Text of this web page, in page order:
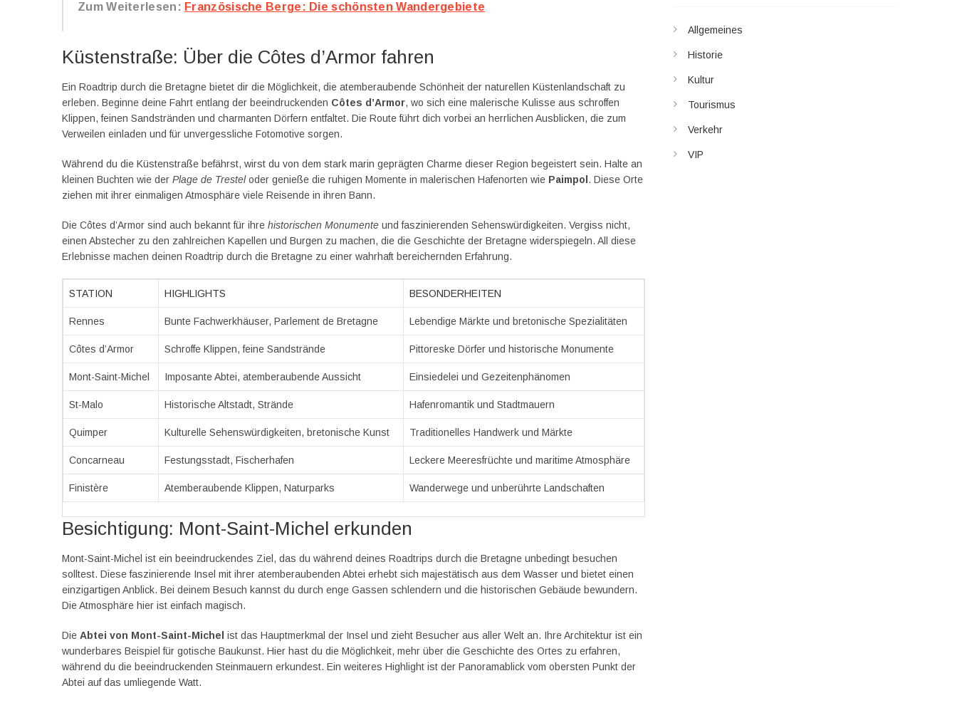
Zum Weiterlesen: Französische Berge: Die schönsten Wandergebiete
Küstenstraße: Über die Côtes d’Armor fahren
Ein Roadtrip durch die Bretagne bietet dir die Möglichkeit, die atemberaubende Schönheit der naturellen Küstenlandschaft zu
erleben. Beginne deine Fahrt entlang der beeindruckenden Côtes d’Armor, wo sich eine malerische Kulisse aus schroffen
Klippen, feinen Sandstränden und charmanten Dörfern entfaltet. Die Route führt dich vorbei an herrlichen Ausblicken, die zum
Verweilen einladen und für unvergessliche Fotomotive sorgen.
Während du die Küstenstraße befährst, wirst du von dem stark marin geprägten Charme dieser Region begeistert sein. Halte an
kleinen Buchten wie der Plage de Tresteloder genieße die ruhigen Momente in malerischen Hafenorten wie Paimpol . Diese Orte
ziehen mit ihrer einmaligen Atmosphäre viele Reisende in ihren Bann.
Die Côtes d’Armor sind auch bekannt für ihre historischen Monumente und faszinierenden Sehenswürdigkeiten. Vergiss nicht,
einen Abstecher zu den zahlreichen Kapellen und Burgen zu machen, die die Geschichte der Bretagne widerspiegeln. All diese
Erlebnisse machen deinen Roadtrip durch die Bretagne zu einer wahrhaft bereichernden Erfahrung.
STATION HIGHLIGHTS BESONDERHEITEN
Rennes Bunte Fachwerkhäuser, Parlement de Bretagne Lebendige Märkte und bretonische Spezialitäten
Côtes d’Armor Schroffe Klippen, feine Sandstrände Pittoreske Dörfer und historische Monumente
Mont-Saint-Michel Imposante Abtei, atemberaubende Aussicht Einsiedelei und Gezeitenphänomen
St-Malo Historische Altstadt, Strände Hafenromantik und Stadtmauern
Quimper Kulturelle Sehenswürdigkeiten, bretonische Kunst Traditionelles Handwerk und Märkte
Concarneau Festungsstadt, Fischerhafen Leckere Meeresfrüchte und maritime Atmosphäre
Finistère Atemberaubende Klippen, Naturparks Wanderwege und unberührte Landschaften
Besichtigung: Mont-Saint-Michel erkunden
Mont-Saint-Michel ist ein beeindruckendes Ziel, das du während deines Roadtrips durch die Bretagne unbedingt besuchen
solltest. Diese faszinierende Insel mit ihrer atemberaubenden Abtei erhebt sich majestätisch aus dem Wasser und bietet einen
einzigartigen Anblick. Bei deinem Besuch kannst du durch enge Gassen schlendern und die historischen Gebäude bewundern.
Die Atmosphäre hier ist einfach magisch.
Die Abtei von Mont-Saint-Michel ist das Hauptmerkmal der Insel und zieht Besucher aus aller Welt an. Ihre Architektur ist ein
wunderbares Beispiel für gotische Baukunst. Hier hast du die Möglichkeit, mehr über die Geschichte des Ortes zu erfahren,
während du die beeindruckenden Steinmauern erkundest. Ein weiteres Highlight ist der Panoramablick vom obersten Punkt der
Abtei auf das umliegende Watt.
Allgemeines
Historie
Kultur
Tourismus
Verkehr
VIP